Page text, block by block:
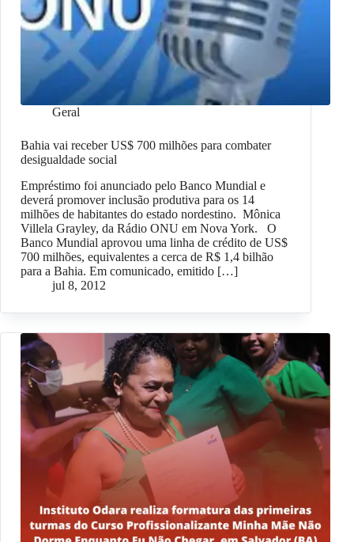
Geral
Bahia vai receber US$ 700 milhões para combater
desigualdade social
Empréstimo foi anunciado pelo Banco Mundial e
deverá promover inclusão produtiva para os 14
milhões de habitantes do estado nordestino. Mônica
Villela Grayley, da Rádio ONU em Nova York. O
Banco Mundial aprovou uma linha de crédito de US$
700 milhões, equivalentes a cerca de R$ 1,4 bilhão
para a Bahia. Em comunicado, emitido […]
jul 8, 2012